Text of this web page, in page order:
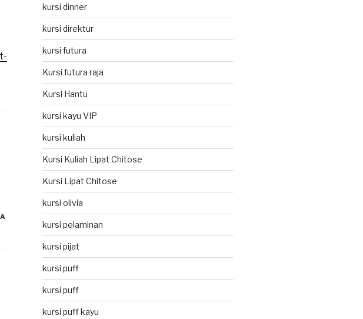
kursi dinner
kursi direktur
kursi futura
Kursi futura raja
Kursi Hantu
kursi kayu VIP
kursi kuliah
Kursi Kuliah Lipat Chitose
Kursi Lipat Chitose
kursi olivia
kursi pelaminan
kursi pijat
kursi puff
kursi puff
kursi puff kayu